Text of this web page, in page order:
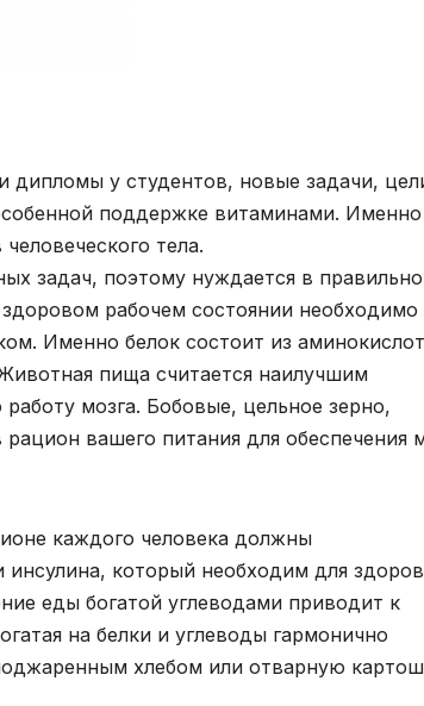
дипломы у студентов, новые задачи,
поддержке витаминами.
тела.
задач, поэтому нуждается в
рабочем состоянии необходимо
Именно белок состоит из
пища считается наилучшим
мозга. Бобовые, цельное зерно,
вашего питания для обеспечения
каждого человека должны
который необходим для
еды богатой углеводами приводит к
на белки и углеводы гармонично
хлебом или отварную